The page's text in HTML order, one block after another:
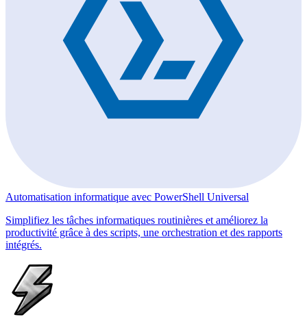
Automatisation informatique avec PowerShell Universal
Simplifiez les tâches informatiques routinières et améliorez la
productivité grâce à des scripts, une orchestration et des rapports
intégrés.